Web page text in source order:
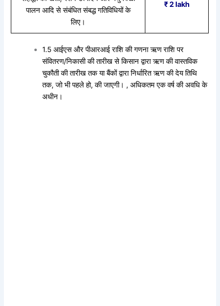
पालन आदि से संबंधित संबद्ध गतिविधियों के
लिए।
₹ 2 lakh
1.5 आईएस और पीआरआई राशि की गणना ऋण राशि पर
संवितरण/निकासी की तारीख से किसान द्वारा ऋण की वास्तविक
चुकौती की तारीख तक या बैंकों द्वारा निर्धारित ऋण की देय तिथि
तक, जो भी पहले हो, की जाएगी। , अधिकतम एक वर्ष की अवधि के
अधीन।